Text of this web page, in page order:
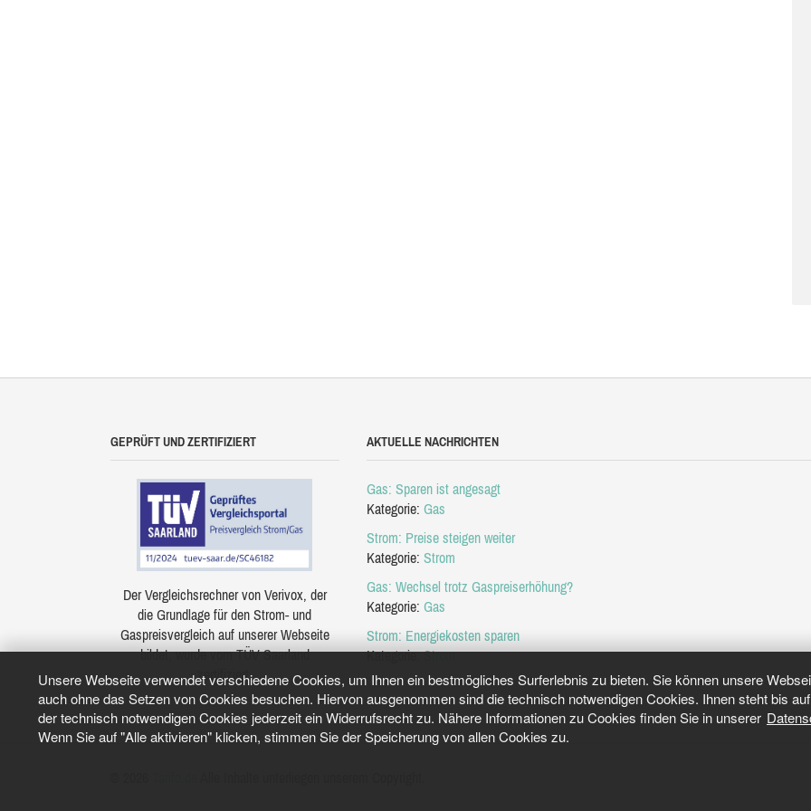
Unsere Webseite verwendet verschiedene Cookies, um Ihnen ein bestmögliches Surferlebnis zu bieten. Sie können unsere
auch ohne das Setzen von Cookies besuchen. Hiervon ausgenommen sind die technisch notwendigen Cookies. Ihnen steht bis
der technisch notwendigen Cookies jederzeit ein Widerrufsrecht zu. Nähere Informationen zu Cookies finden Sie in unserer
Wenn Sie auf "Alle aktivieren" klicken, stimmen Sie der Speicherung von allen Cookies zu.
GEPRÜFT UND ZERTIFIZIERT
Der Vergleichsrechner von Verivox, der
die Grundlage für den Strom- und
Gaspreisvergleich auf unserer Webseite
bildet, wurde vom TÜV Saarland
zertifiziert.
AKTUELLE NACHRICHTEN
Gas: Sparen ist angesagt
Kategorie: Gas
Strom: Preise steigen weiter
Kategorie: Strom
Gas: Wechsel trotz Gaspreiserhöhung?
Kategorie: Gas
Strom: Energiekosten sparen
Kategorie:Strom